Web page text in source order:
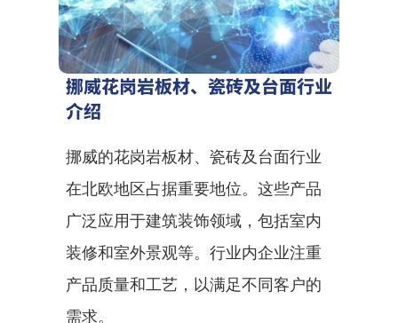
挪威花岗岩板材、瓷砖及台面行业
介绍
挪威的花岗岩板材、瓷砖及台面行业
在北欧地区占据重要地位。这些产品
广泛应用于建筑装饰领域，包括室内
装修和室外景观等。行业内企业注重
产品质量和工艺，以满足不同客户的
需求。